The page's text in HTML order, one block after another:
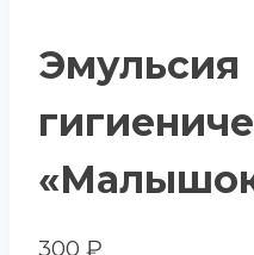
Эмульсия
300 ₽